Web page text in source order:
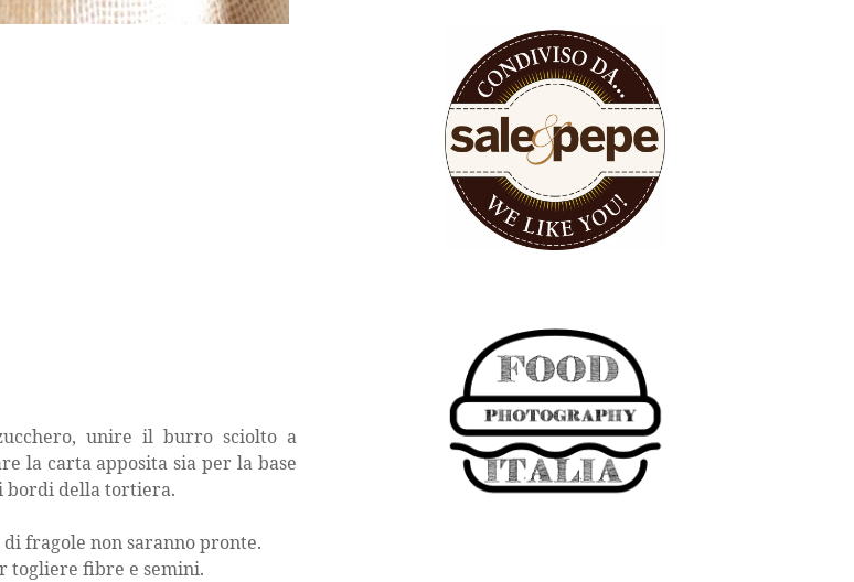
unire il burro sciolto a
la carta apposita sia per la base
bordi della tortiera.
fragole non saranno pronte.
togliere fibre e semini.